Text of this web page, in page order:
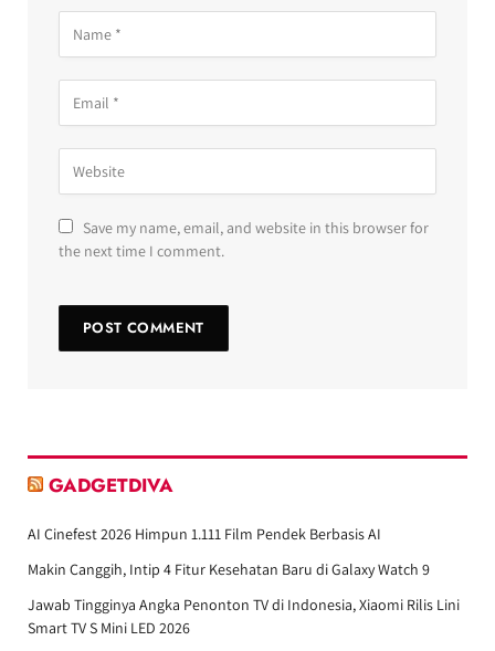
Save my name, email, and website in this browser for
the next time I comment.
GADGETDIVA
AI Cinefest 2026 Himpun 1.111 Film Pendek Berbasis AI
Makin Canggih, Intip 4 Fitur Kesehatan Baru di Galaxy Watch 9
Jawab Tingginya Angka Penonton TV di Indonesia, Xiaomi Rilis Lini
Smart TV S Mini LED 2026